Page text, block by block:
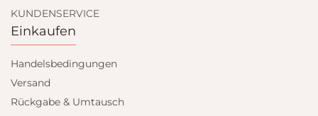
KUNDENSERVICE
Einkaufen
Handelsbedingungen
Versand
Rückgabe & Umtausch